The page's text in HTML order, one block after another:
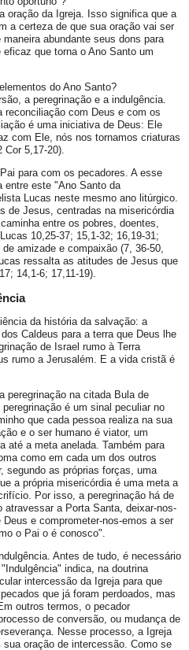
oração da Igreja. Isso significa que a
a certeza de que sua oração vai ser
abundante seus dons para
que torna o Ano Santo um
do Ano Santo?
a peregrinação e a indulgência.
reconciliação com Deus e com os
é uma iniciativa de Deus: Ele
com Ele, nós nos tornamos criaturas
Cor 5,17-20).
para com os pecadores. A esse
entre este "Ano Santo da
Lucas neste mesmo ano litúrgico.
de Jesus, centradas na misericórdia
entre os pobres, doentes,
10,25-37; 15,1-32; 16,19-31;
amizade e compaixão (7, 36-50,
ressalta as atitudes de Jesus que
14,1-6; 17,11-19).
da história da salvação: a
Caldeus para a terra que Deus lhe
de Israel rumo à Terra
rumo a Jerusalém. E a vida cristã é
peregrinação na citada Bula de
é um sinal peculiar no
que cada pessoa realiza na sua
e o ser humano é viator, um
até a meta anelada. Também para
como em cada um dos outros
segundo as próprias forças, uma
a própria misericórdia é uma meta a
Por isso, a peregrinação há de
a Porta Santa, deixar-nos-
e comprometer-nos-emos a ser
o Pai o é conosco".
Antes de tudo, é necessário
indica, na doutrina
intercessão da Igreja para que
que já foram perdoados, mas
outros termos, o pecador
de conversão, ou mudança de
Nesse processo, a Igreja
oração de intercessão. Como se